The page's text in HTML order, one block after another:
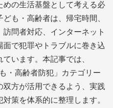
の生活基盤として考える必
も・高齢者は、帰宅時間、
問者対応、インターネット
で犯罪やトラブルに巻き込
います。本記事では、
・高齢者防犯」カテゴリー
方が活用できるよう、実践
策を体系的に整理します。